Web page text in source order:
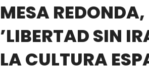
MESA REDONDA,
’LIBERTAD SIN
LA CULTURA